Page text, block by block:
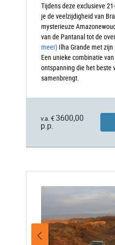
Tijdens deze exclusieve
je de veelzijdigheid van
mysterieuze
van de Pantanal tot de
meer) Ilha Grande met
Een unieke combinatie
ontspanning die het beste
samenbrengt.
v.a. € 3600,00
p.p.